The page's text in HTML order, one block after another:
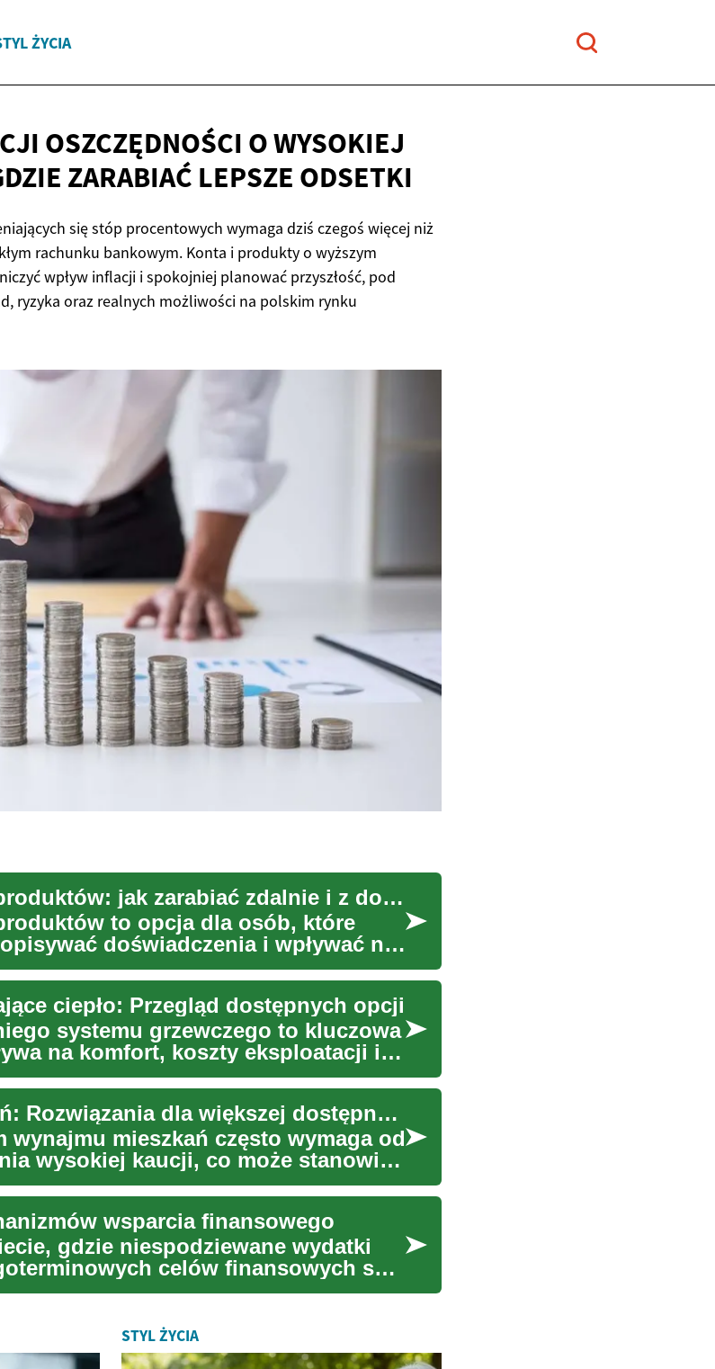
ŻYCIA
OSZCZĘDNOŚCI O WYSOKIEJ
ZARABIAĆ LEPSZE ODSETKI
się stóp procentowych wymaga dziś czegoś więcej niż
rachunku bankowym. Konta i produkty o wyższym
wpływ inflacji i spokojniej planować przyszłość, pod
ryzyka oraz realnych możliwości na polskim rynku
Praca jako tester produktów: jak zarabiać zdalnie i z domu
to opcja dla osób, które
doświadczenia i wpływać na
ciepło: Przegląd dostępnych opcji
systemu grzewczego to kluczowa
na komfort, koszty eksploatacji i
Wynajem mieszkań: Rozwiązania dla większej dostępności
wynajmu mieszkań często wymaga od
wysokiej kaucji, co może stanowić
wsparcia finansowego
gdzie niespodziewane wydatki
celów finansowych są
STYL ŻYCIA